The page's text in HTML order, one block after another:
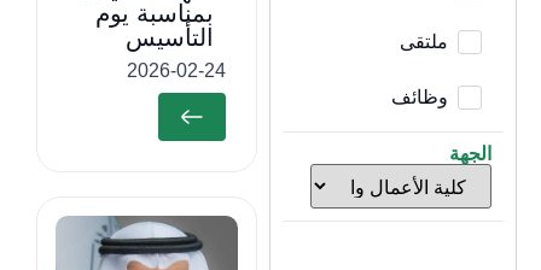
ملتقى
وظائف
الجهة
بمناسبة يوم
التأسيس
2026-02-24